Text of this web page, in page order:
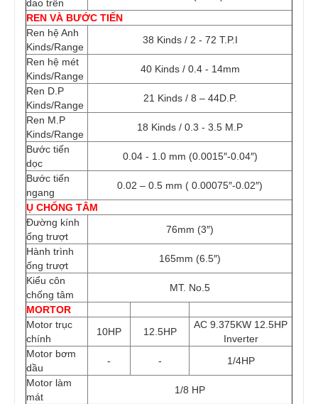
dao trên
REN VÀ BƯỚC TIẾN
Ren hệ Anh
Kinds/Range
38 Kinds / 2 - 72 T.P.I
Ren hệ mét
Kinds/Range
40 Kinds / 0.4 - 14mm
Ren D.P
Kinds/Range
21 Kinds / 8 – 44D.P.
Ren M.P
Kinds/Range
18 Kinds / 0.3 - 3.5 M.P
Bước tiến
dọc
0.04 - 1.0 mm (0.0015″-0.04″)
Bước tiến
ngang
0.02 – 0.5 mm ( 0.00075″-0.02″)
Ụ CHỐNG TÂM
Đường kính
ống trượt
76mm (3″)
Hành trình
ống trượt
165mm (6.5″)
Kiểu côn
chống tâm
MT. No.5
MORTOR
Motor trục
chính
10HP 12.5HP
AC 9.375KW 12.5HP
Inverter
Motor bơm
dầu
- -
1/4HP
Motor làm
mát
1/8 HP